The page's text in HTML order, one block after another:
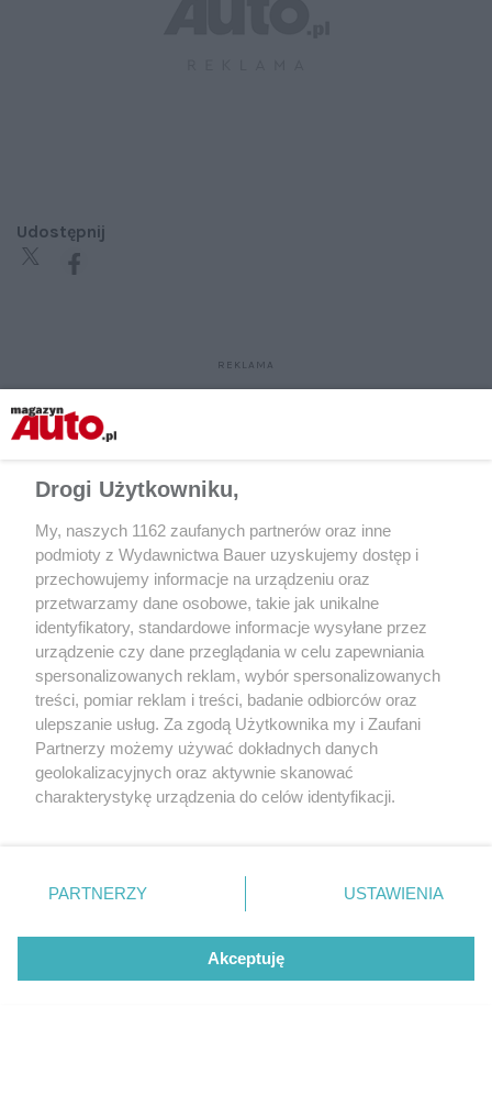
Udostępnij
CZYTAJ TAKŻE
Drogi Użytkowniku,
My, naszych 1162 zaufanych partnerów oraz inne
podmioty z Wydawnictwa Bauer uzyskujemy dostęp i
przechowujemy informacje na urządzeniu oraz
przetwarzamy dane osobowe, takie jak unikalne
identyfikatory, standardowe informacje wysyłane przez
urządzenie czy dane przeglądania w celu zapewniania
spersonalizowanych reklam, wybór spersonalizowanych
treści, pomiar reklam i treści, badanie odbiorców oraz
ulepszanie usług. Za zgodą Użytkownika my i Zaufani
Partnerzy możemy używać dokładnych danych
geolokalizacyjnych oraz aktywnie skanować
charakterystykę urządzenia do celów identyfikacji.
zmienić/wycofać klikając przycisk ustawień prywatności
znajdujący się w lewym dolnym rogu strony
rodzaje przetwarzania danych nie wymagają zgody
użytkownika, ale masz prawo sprzeciwić się takiemu
PARTNERZY USTAWIENIA
Akceptuję